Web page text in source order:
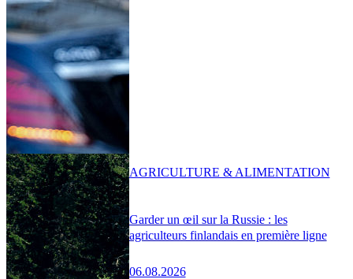
Garder un œil sur la Russie : les
agriculteurs finlandais en première ligne
06.08.2026
AGRICULTURE & ALIMENTATION